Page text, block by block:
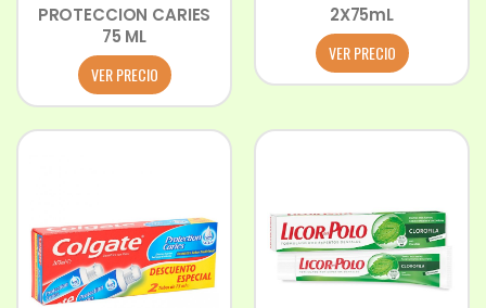
PROTECCION CARIES
75 ML
VER PRECIO
2X75mL
VER PRECIO